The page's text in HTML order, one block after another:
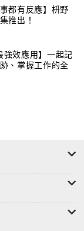
眾擁有一本能
用的書。
的 127 種基本
練習體位法，
重要，因此
可以複習在
我練習、學
本書也可以
來說，這本
都有反應】枡野
推出！
強效應用】一起記
、掌握工作的全